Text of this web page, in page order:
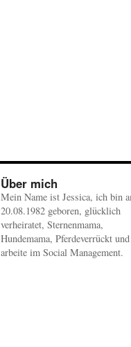
Über mich
Mein Name ist Jessica, ich bin
20.08.1982 geboren, glücklich
verheiratet, Sternenmama,
Hundemama, Pferdeverrückt und
arbeite im Social Management.